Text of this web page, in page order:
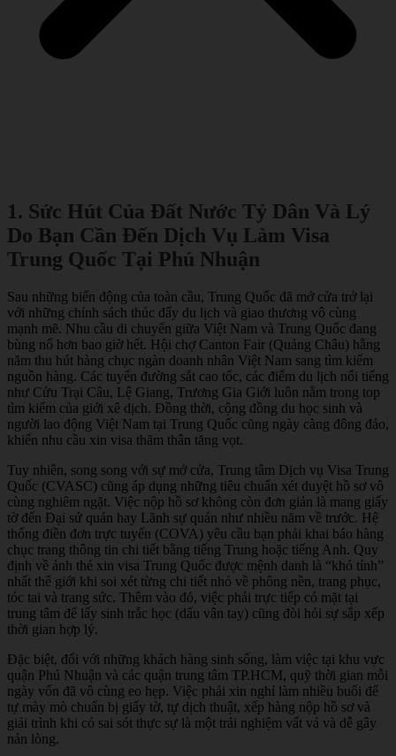
1. Sức Hút Của Đất Nước Tỷ Dân Và Lý
Do Bạn Cần Đến Dịch Vụ Làm Visa
Trung Quốc Tại Phú Nhuận
Sau những biến động của toàn cầu, Trung Quốc đã mở cửa trở lại
với những chính sách thúc đẩy du lịch và giao thương vô cùng
mạnh mẽ. Nhu cầu di chuyển giữa Việt Nam và Trung Quốc đang
bùng nổ hơn bao giờ hết. Hội chợ Canton Fair (Quảng Châu) hằng
năm thu hút hàng chục ngàn doanh nhân Việt Nam sang tìm kiếm
nguồn hàng. Các tuyến đường sắt cao tốc, các điểm du lịch nổi tiếng
như Cửu Trại Câu, Lệ Giang, Trương Gia Giới luôn nằm trong top
tìm kiếm của giới xê dịch. Đồng thời, cộng đồng du học sinh và
người lao động Việt Nam tại Trung Quốc cũng ngày càng đông đảo,
khiến nhu cầu xin visa thăm thân tăng vọt.
Tuy nhiên, song song với sự mở cửa, Trung tâm Dịch vụ Visa Trung
Quốc (CVASC) cũng áp dụng những tiêu chuẩn xét duyệt hồ sơ vô
cùng nghiêm ngặt. Việc nộp hồ sơ không còn đơn giản là mang giấy
tờ đến Đại sứ quán hay Lãnh sự quán như nhiều năm về trước. Hệ
thống điền đơn trực tuyến (COVA) yêu cầu bạn phải khai báo hàng
chục trang thông tin chi tiết bằng tiếng Trung hoặc tiếng Anh. Quy
định về ảnh thẻ xin visa Trung Quốc được mệnh danh là “khó tính”
nhất thế giới khi soi xét từng chi tiết nhỏ về phông nền, trang phục,
tóc tai và trang sức. Thêm vào đó, việc phải trực tiếp có mặt tại
trung tâm để lấy sinh trắc học (dấu vân tay) cũng đòi hỏi sự sắp xếp
thời gian hợp lý.
Đặc biệt, đối với những khách hàng sinh sống, làm việc tại khu vực
quận Phú Nhuận và các quận trung tâm TP.HCM, quỹ thời gian mỗi
ngày vốn đã vô cùng eo hẹp. Việc phải xin nghỉ làm nhiều buổi để
tự mày mò chuẩn bị giấy tờ, tự dịch thuật, xếp hàng nộp hồ sơ và
giải trình khi có sai sót thực sự là một trải nghiệm vất vả và dễ gây
nản lòng.